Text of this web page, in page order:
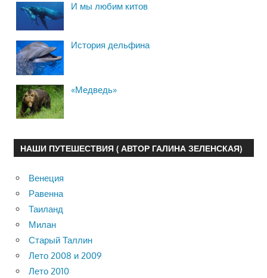
И мы любим китов
История дельфина
«Медведь»
НАШИ ПУТЕШЕСТВИЯ ( АВТОР ГАЛИНА ЗЕЛЕНСКАЯ)
Венеция
Равенна
Таиланд
Милан
Старый Таллин
Лето 2008 и 2009
Лето 2010